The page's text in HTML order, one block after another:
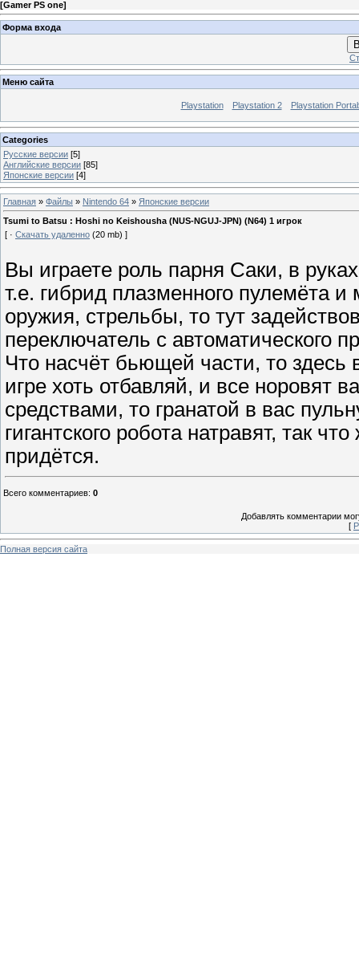
[Gamer PS one]
Форма входа
Меню сайта
Playstation Playstation 2 Playstation
Categories
Русские версии [5]
Английские версии [85]
Японские версии [4]
Главная » Файлы » Nintendo 64 » Японские версии
Tsumi to Batsu : Hoshi no Keishousha (NUS-NGUJ-JPN) (N64) 1 игрок
[ · Скачать удаленно (20 mb) ]
Вы играете роль парня Саки, в
т.е. гибрид плазменного пулемёта
оружия, стрельбы, то тут
переключатель с автоматического
Что насчёт бьющей части, то здесь
игре хоть отбавляй, и все норовят
средствами, то гранатой в вас
гигантского робота натравят, так
придётся.
Всего комментариев: 0
Добавлять комментарии
[
Полная версия сайта